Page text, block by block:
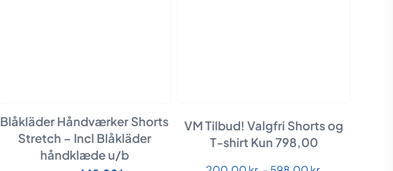
Blåkläder Håndværker Shorts
Stretch – Incl Blåkläder
håndklæde u/b
VM Tilbud! Valgfri Shorts og
T-shirt Kun 798,00
Dette